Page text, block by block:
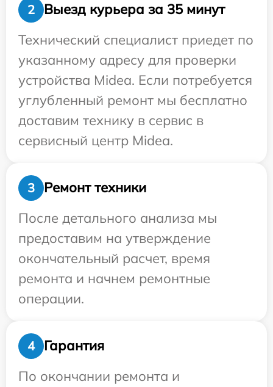
2
Выезд курьера за 35 минут
Технический специалист приедет по
указанному адресу для проверки
устройства Midea. Если потребуется
углубленный ремонт мы бесплатно
доставим технику в сервис в
сервисный центр Midea.
3
Ремонт техники
После детального анализа мы
предоставим на утверждение
окончательный расчет, время
ремонта и начнем ремонтные
операции.
4
Гарантия
По окончании ремонта и